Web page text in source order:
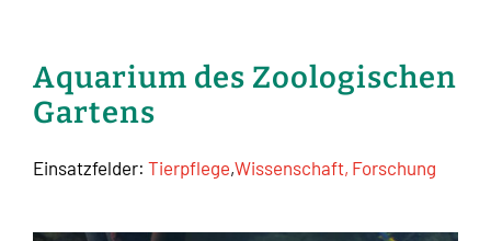
Aquarium des Zoologischen
Gartens
Einsatzfelder: Tierpflege,Wissenschaft, Forschung